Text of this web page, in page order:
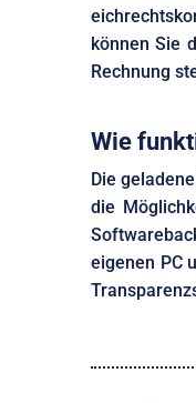
können Sie
Rechnung
Wie
Die
die
eigenen PC